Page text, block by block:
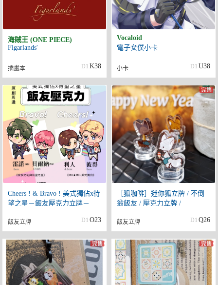
海賊王 (ONE PIECE)
Figarlands'
插畫本 D1 K38
Vocaloid
電子女僕小卡
小卡 D1 U38
Cheers ! & Bravo ! 美式獨佔x待
望之星－飯友壓克力立牌－
飯友立牌 D1 O23
［狐咖啡］迷你狐立牌 / 不倒
翁飯友 / 壓克力立牌 /
飯友立牌 D1 Q26